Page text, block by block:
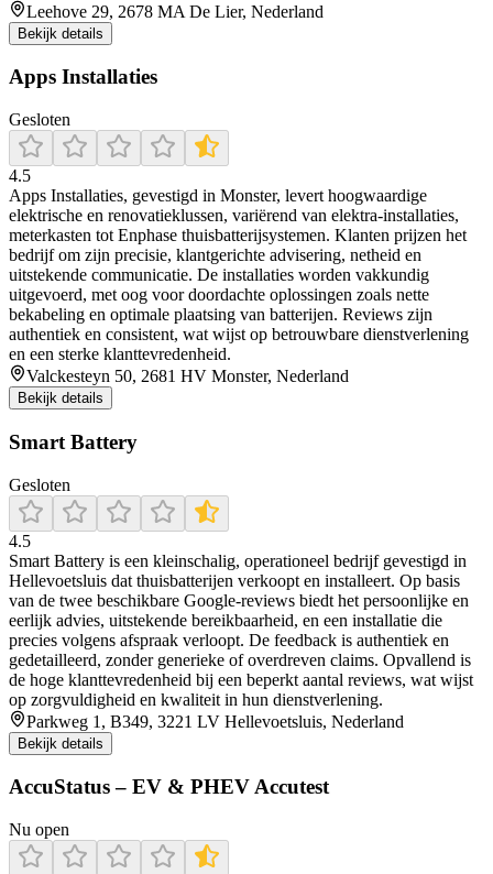
Leehove 29, 2678 MA De Lier, Nederland
Bekijk details
Apps Installaties
Gesloten
4.5
Apps Installaties, gevestigd in Monster, levert hoogwaardige
elektrische en renovatieklussen, variërend van elektra-installaties,
meterkasten tot Enphase thuisbatterijsystemen. Klanten prijzen het
bedrijf om zijn precisie, klantgerichte advisering, netheid en
uitstekende communicatie. De installaties worden vakkundig
uitgevoerd, met oog voor doordachte oplossingen zoals nette
bekabeling en optimale plaatsing van batterijen. Reviews zijn
authentiek en consistent, wat wijst op betrouwbare dienstverlening
en een sterke klanttevredenheid.
Valckesteyn 50, 2681 HV Monster, Nederland
Bekijk details
Smart Battery
Gesloten
4.5
Smart Battery is een kleinschalig, operationeel bedrijf gevestigd in
Hellevoetsluis dat thuisbatterijen verkoopt en installeert. Op basis
van de twee beschikbare Google-reviews biedt het persoonlijke en
eerlijk advies, uitstekende bereikbaar­heid, en een installatie die
precies volgens afspraak verloopt. De feedback is authentiek en
gedetailleerd, zonder generieke of overdreven claims. Opvallend is
de hoge klanttevredenheid bij een beperkt aantal reviews, wat wijst
op zorgvuldigheid en kwaliteit in hun dienstverlening.
Parkweg 1, B349, 3221 LV Hellevoetsluis, Nederland
Bekijk details
AccuStatus – EV & PHEV Accutest
Nu open